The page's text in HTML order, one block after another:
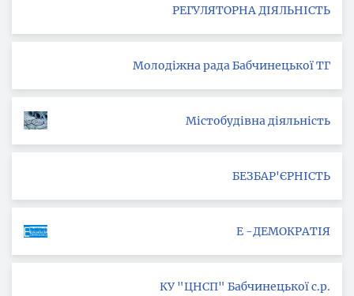
РЕГУЛЯТОРНА ДІЯЛЬНІСТЬ
Молодіжна рада Бабчинецької ТГ
Містобудівна діяльність
БЕЗБАР'ЄРНІСТЬ
Е -ДЕМОКРАТІЯ
КУ "ЦНСП" Бабчинецької с.р.